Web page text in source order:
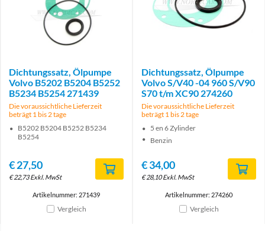
Dichtungssatz, Ölpumpe
Volvo B5202 B5204 B5252
B5234 B5254 271439
Die voraussichtliche Lieferzeit
beträgt 1 bis 2 tage
B5202 B5204 B5252 B5234
B5254
€27,50
€22,73 Exkl. MwSt
Artikelnummer: 271439
Vergleich
Dichtungssatz, Ölpumpe
Volvo S/V40 -04 960 S/V90
S70 t/m XC90 274260
Die voraussichtliche Lieferzeit
beträgt 1 bis 2 tage
5 en 6 Zylinder
Benzin
€34,00
€28,10 Exkl. MwSt
Artikelnummer: 274260
Vergleich